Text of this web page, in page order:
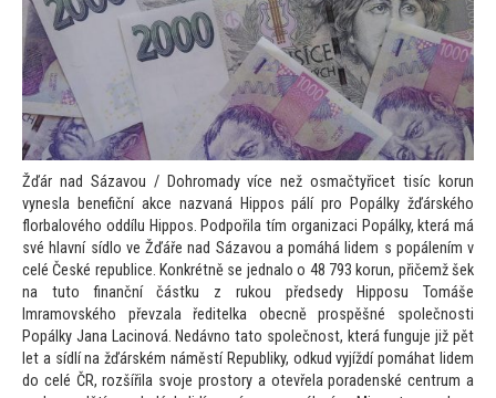
Žďár nad Sázavou / Dohromady více než osmačtyřicet tisíc korun
vynesla benefiční akce nazvaná Hippos pálí pro Popálky žďárského
florbalového oddílu Hippos. Podpořila tím organizaci Popálky, která má
své hlavní sídlo ve Žďáře nad Sázavou a pomáhá lidem s popálením v
celé České republice. Konkrétně se jednalo o 48 793 korun, přičemž šek
na tuto finanční částku z rukou předsedy Hipposu Tomáše
Imramovského převzala ředitelka obecně prospěšné společnosti
Popálky Jana Lacinová. Nedávno tato společnost, která funguje již pět
let a sídlí na žďárském náměstí Republiky, odkud vyjíždí pomáhat lidem
do celé ČR, rozšířila svoje prostory a otevřela poradenské centrum a